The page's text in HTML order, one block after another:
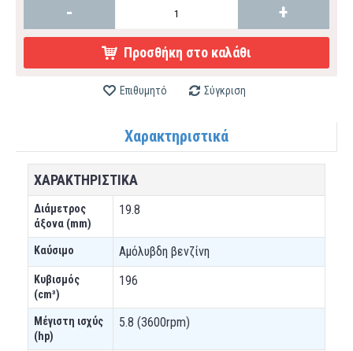
- +
Προσθήκη στο καλάθι
Επιθυμητό Σύγκριση
Χαρακτηριστικά
XΑΡΑΚΤΗΡΙΣΤΙΚΆ
Διάμετρος
άξονα (mm)
19.8
Καύσιμο Αμόλυβδη βενζίνη
Κυβισμός
(cm³)
196
Μέγιστη ισχύς
(hp)
5.8 (3600rpm)